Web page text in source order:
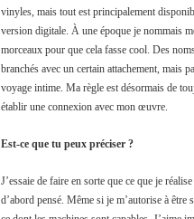
vinyles, mais tout est principalement
version digitale. À une époque je nommais
morceaux pour que cela fasse cool. Des
branchés avec un certain attachement, mais
voyage intime. Ma règle est désormais de
établir une connexion avec mon œuvre.
Est-ce que tu peux préciser ?
J’essaie de faire en sorte que ce que je réalise
d’abord pensé. Même si je m’autorise à être